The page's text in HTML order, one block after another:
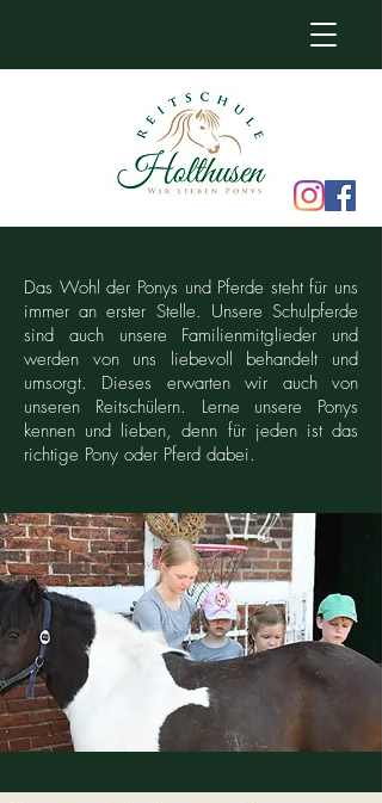
Das Wohl der Ponys und Pferde steht für uns
immer an erster Stelle. Unsere Schulpferde
sind auch unsere Familienmitglieder und
werden von uns liebevoll behandelt und
umsorgt. Dieses erwarten wir auch von
unseren Reitschülern. Lerne unsere Ponys
kennen und lieben, denn für jeden ist das
richtige Pony oder Pferd dabei.